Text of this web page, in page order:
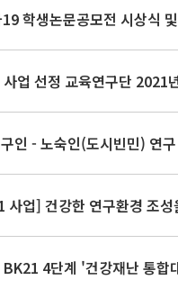
학생논문공모전 시상식
업 선정 교육연구단 2021
인 - 노숙인(도시빈민) 연구
사업] 건강한 연구환경 조
4단계 '건강재난 통합